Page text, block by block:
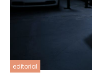
editorial